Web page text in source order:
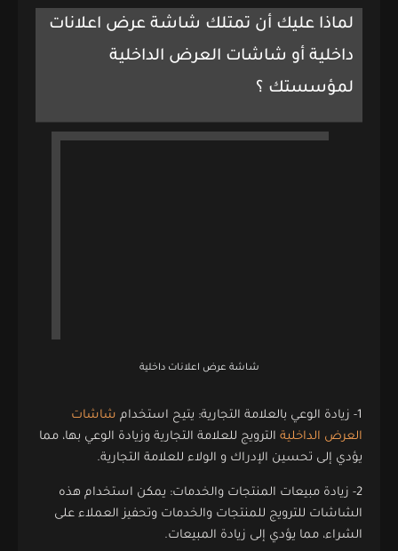
لماذا عليك أن تمتلك شاشة عرض اعلانات
داخلية أو شاشات العرض الداخلية
لمؤسستك ؟
شاشة عرض اعلانات داخلية
1- زيادة الوعي بالعلامة التجارية: يتيح استخدام
شاشات
العرض الداخلية الترويج للعلامة التجارية وزيادة الوعي بها، مما
يؤدي إلى تحسين الإدراك و الولاء للعلامة التجارية.
2- زيادة مبيعات المنتجات والخدمات: يمكن استخدام هذه
الشاشات للترويج للمنتجات والخدمات وتحفيز العملاء على
الشراء، مما يؤدي إلى زيادة المبيعات.